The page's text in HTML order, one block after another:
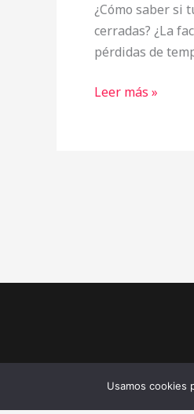
¿Cómo saber si
cerradas? ¿La
pérdidas de
CASA
PIERDE
TEMPERATURA?
Leer más »
Usamos cookies